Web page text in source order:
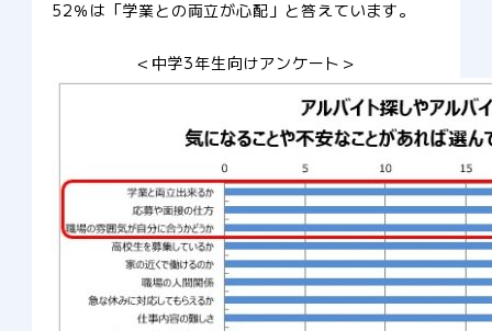
52％は「学業との両立が心配」と答えています。
＜中学3年生向けアンケート＞